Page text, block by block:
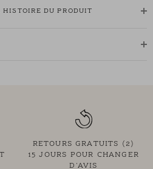
ajouré, orné d’une broderie
et finesse
soin
DU PRODUIT
RETOURS GRATUITS (2)
15 JOURS POUR CHANGER
D'AVIS